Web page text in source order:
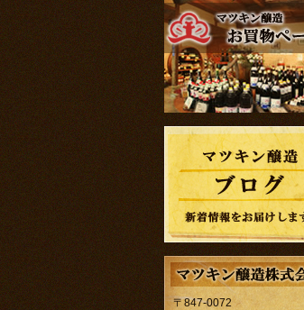
〒847-0072